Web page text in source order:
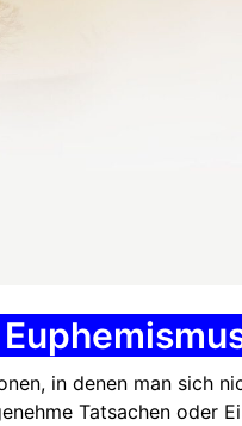
in denen man sich
Tatsachen oder